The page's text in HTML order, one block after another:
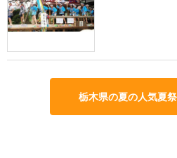
栃木県の夏の人気夏